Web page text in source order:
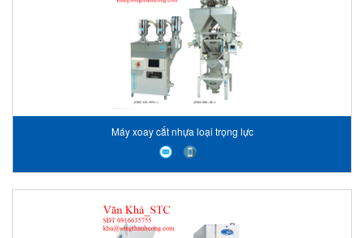
Máy xoay cắt nhựa loại trọng lực